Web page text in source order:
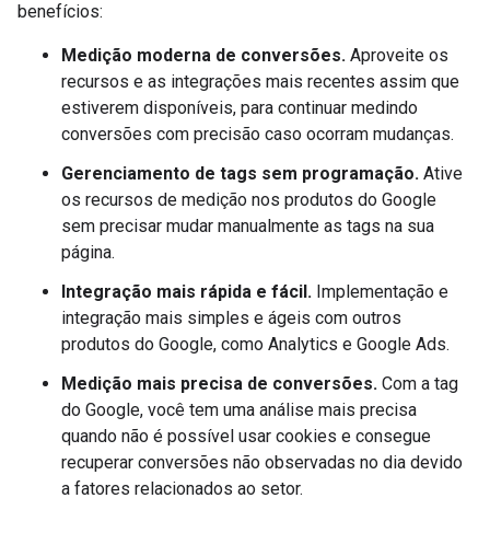
benefícios:
Medição moderna de conversões. Aproveite os
recursos e as integrações mais recentes assim que
estiverem disponíveis, para continuar medindo
conversões com precisão caso ocorram mudanças.
Gerenciamento de tags sem programação. Ative
os recursos de medição nos produtos do Google
sem precisar mudar manualmente as tags na sua
página.
Integração mais rápida e fácil. Implementação e
integração mais simples e ágeis com outros
produtos do Google, como Analytics e Google Ads.
Medição mais precisa de conversões. Com a tag
do Google, você tem uma análise mais precisa
quando não é possível usar cookies e consegue
recuperar conversões não observadas no dia devido
a fatores relacionados ao setor.